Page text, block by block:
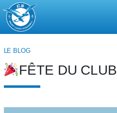
CS
Handball
LE BLOG
FÊTE DU CLUB